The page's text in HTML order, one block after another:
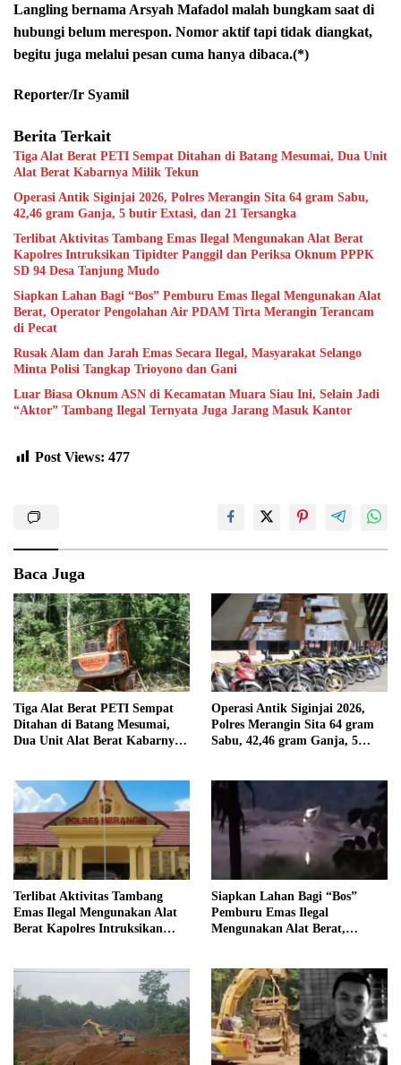
Langling bernama Arsyah Mafadol malah bungkam saat di
hubungi belum merespon. Nomor aktif tapi tidak diangkat,
begitu juga melalui pesan cuma hanya dibaca.(*)
Reporter/Ir Syamil
Berita Terkait
Tiga Alat Berat PETI Sempat Ditahan di Batang Mesumai, Dua Unit
Alat Berat Kabarnya Milik Tekun
Operasi Antik Siginjai 2026, Polres Merangin Sita 64 gram Sabu,
42,46 gram Ganja, 5 butir Extasi, dan 21 Tersangka
Terlibat Aktivitas Tambang Emas Ilegal Mengunakan Alat Berat
Kapolres Intruksikan Tipidter Panggil dan Periksa Oknum PPPK
SD 94 Desa Tanjung Mudo
Siapkan Lahan Bagi “Bos” Pemburu Emas Ilegal Mengunakan Alat
Berat, Operator Pengolahan Air PDAM Tirta Merangin Terancam
di Pecat
Rusak Alam dan Jarah Emas Secara Ilegal, Masyarakat Selango
Minta Polisi Tangkap Trioyono dan Gani
Luar Biasa Oknum ASN di Kecamatan Muara Siau Ini, Selain Jadi
“Aktor” Tambang Ilegal Ternyata Juga Jarang Masuk Kantor
Post Views: 477
Baca Juga
Tiga Alat Berat PETI Sempat
Ditahan di Batang Mesumai,
Dua Unit Alat Berat Kabarnya
Operasi Antik Siginjai 2026,
Polres Merangin Sita 64 gram
Sabu, 42,46 gram Ganja, 5
Terlibat Aktivitas Tambang
Emas Ilegal Mengunakan Alat
Berat Kapolres Intruksikan
Tanjung Mudo
Siapkan Lahan Bagi “Bos”
Pemburu Emas Ilegal
Mengunakan Alat Berat,
Terancam di Pecat